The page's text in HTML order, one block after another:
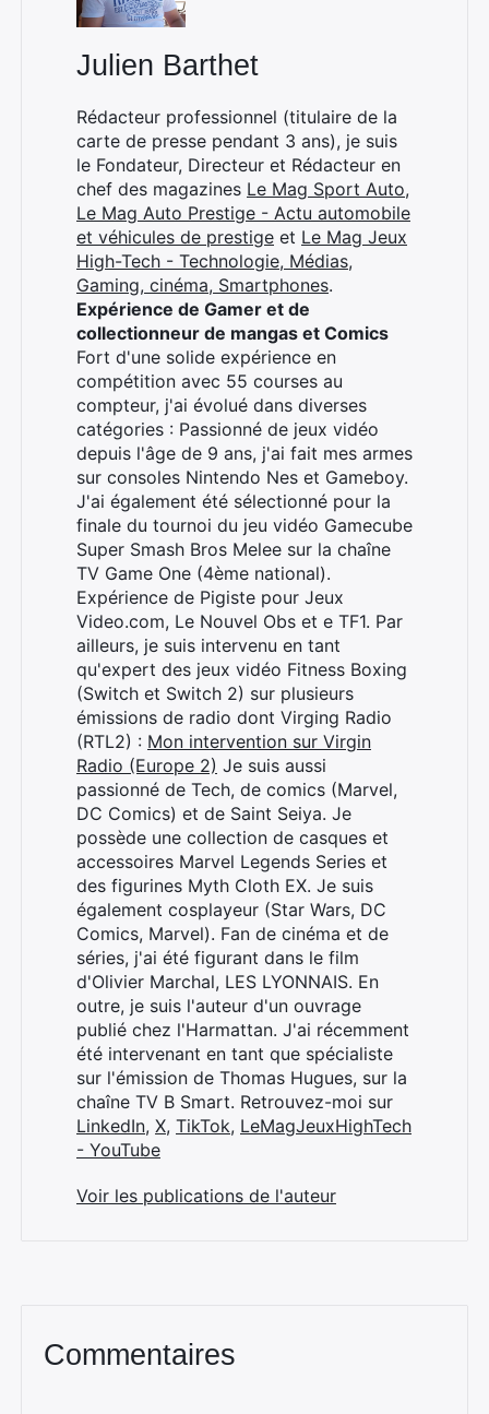
Julien Barthet
Rédacteur professionnel (titulaire de la
carte de presse pendant 3 ans), je suis
le Fondateur, Directeur et Rédacteur en
chef des magazines Le Mag Sport Auto,
Le Mag Auto Prestige - Actu automobile
et véhicules de prestige et Le Mag Jeux
High-Tech - Technologie, Médias,
Gaming, cinéma, Smartphones.
Expérience de Gamer et de
collectionneur de mangas et Comics
Fort d'une solide expérience en
compétition avec 55 courses au
compteur, j'ai évolué dans diverses
catégories : Passionné de jeux vidéo
depuis l'âge de 9 ans, j'ai fait mes armes
sur consoles Nintendo Nes et Gameboy.
J'ai également été sélectionné pour la
finale du tournoi du jeu vidéo Gamecube
Super Smash Bros Melee sur la chaîne
TV Game One (4ème national).
Expérience de Pigiste pour Jeux
Video.com, Le Nouvel Obs et e TF1. Par
ailleurs, je suis intervenu en tant
qu'expert des jeux vidéo Fitness Boxing
(Switch et Switch 2) sur plusieurs
émissions de radio dont Virging Radio
(RTL2) : Mon intervention sur Virgin
Radio (Europe 2) Je suis aussi
passionné de Tech, de comics (Marvel,
DC Comics) et de Saint Seiya. Je
possède une collection de casques et
accessoires Marvel Legends Series et
des figurines Myth Cloth EX. Je suis
également cosplayeur (Star Wars, DC
Comics, Marvel). Fan de cinéma et de
séries, j'ai été figurant dans le film
d'Olivier Marchal, LES LYONNAIS. En
outre, je suis l'auteur d'un ouvrage
publié chez l'Harmattan. J'ai récemment
été intervenant en tant que spécialiste
sur l'émission de Thomas Hugues, sur la
chaîne TV B Smart. Retrouvez-moi sur
LinkedIn, X, TikTok, LeMagJeuxHighTech
- YouTube
Voir les publications de l'auteur
Commentaires